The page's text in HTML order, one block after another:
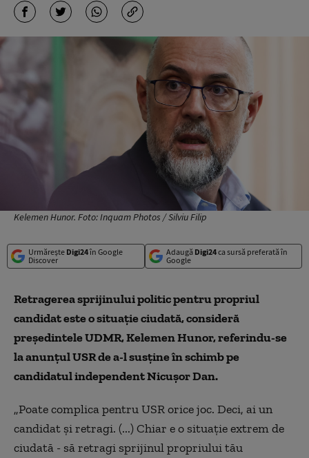
Kelemen Hunor. Foto: Inquam Photos / Silviu Filip
Urmărește Digi24în Google
Discover
Adaugă Digi24ca sursă preferată în
Google
Retragerea sprijinului politic pentru propriul
candidat este o situaţie ciudată, consideră
preşedintele UDMR, Kelemen Hunor, referindu-se
la anunţul USR de a-l susţine în schimb pe
candidatul independent Nicuşor Dan.
„Poate complica pentru USR orice joc. Deci, ai un
candidat şi retragi. (...) Chiar e o situaţie extrem de
ciudată - să retragi sprijinul propriului tău